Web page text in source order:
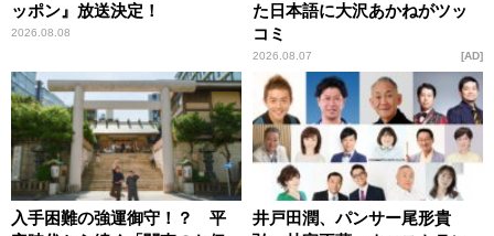
ッポン』放送決定！
2026.08.08
た日本語に大沢あかねがツッ
コミ
2026.08.07 AD
入手困難の強運御守！？ 平
井戸田潤、パンサー尾形貴